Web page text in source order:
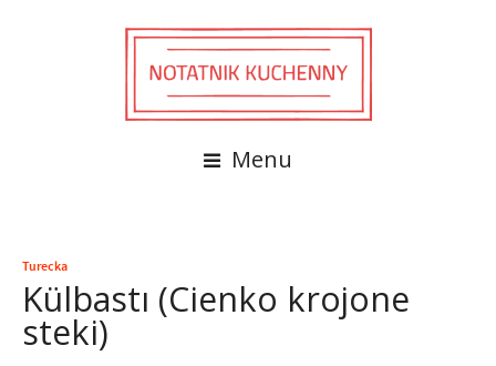
Menu
Turecka
Külbastı (Cienko krojone
steki)